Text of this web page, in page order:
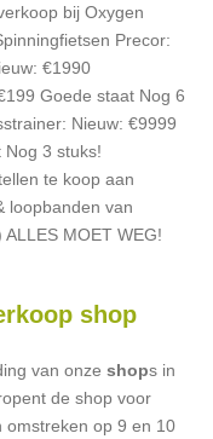
bij Oxygen
Precor:
€1990
Goede staat Nog 6
Nieuw: €9999
Nog 3 stuks!
te koop aan
loopbanden van
MOET WEG!
shop
van onzeshops in
de shop voor
omstreken op 9 en 10